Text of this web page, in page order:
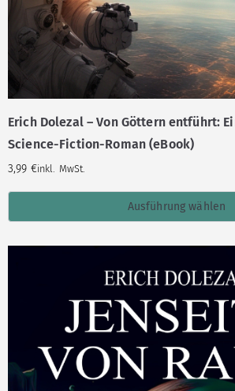
Erich Dolezal – Von Göttern entführt:
Science-Fiction-Roman (eBook)
3,99 €inkl. MwSt.
Ausführung wählen